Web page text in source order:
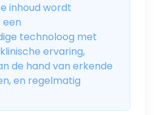
inhoud wordt
technoloog met
ervaring,
de hand van erkende
en regelmatig